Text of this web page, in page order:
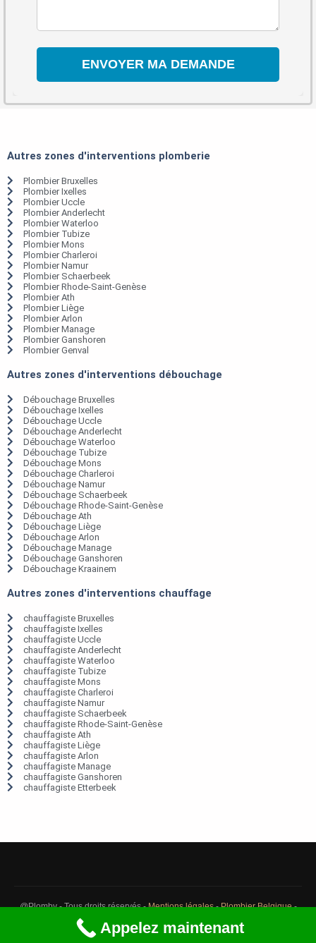
Autres zones d'interventions plomberie
Plombier Bruxelles
Plombier Ixelles
Plombier Uccle
Plombier Anderlecht
Plombier Waterloo
Plombier Tubize
Plombier Mons
Plombier Charleroi
Plombier Namur
Plombier Schaerbeek
Plombier Rhode-Saint-Genèse
Plombier Ath
Plombier Liège
Plombier Arlon
Plombier Manage
Plombier Ganshoren
Plombier Genval
Autres zones d'interventions débouchage
Débouchage Bruxelles
Débouchage Ixelles
Débouchage Uccle
Débouchage Anderlecht
Débouchage Waterloo
Débouchage Tubize
Débouchage Mons
Débouchage Charleroi
Débouchage Namur
Débouchage Schaerbeek
Débouchage Rhode-Saint-Genèse
Débouchage Ath
Débouchage Liège
Débouchage Arlon
Débouchage Manage
Débouchage Ganshoren
Débouchage Kraainem
Autres zones d'interventions chauffage
chauffagiste Bruxelles
chauffagiste Ixelles
chauffagiste Uccle
chauffagiste Anderlecht
chauffagiste Waterloo
chauffagiste Tubize
chauffagiste Mons
chauffagiste Charleroi
chauffagiste Namur
chauffagiste Schaerbeek
chauffagiste Rhode-Saint-Genèse
chauffagiste Ath
chauffagiste Liège
chauffagiste Arlon
chauffagiste Manage
chauffagiste Ganshoren
chauffagiste Etterbeek
@Plomby - Tous droits réservés -Mentions légales-Plombier Belgique-
Débouchage Belgique
Appelez maintenant